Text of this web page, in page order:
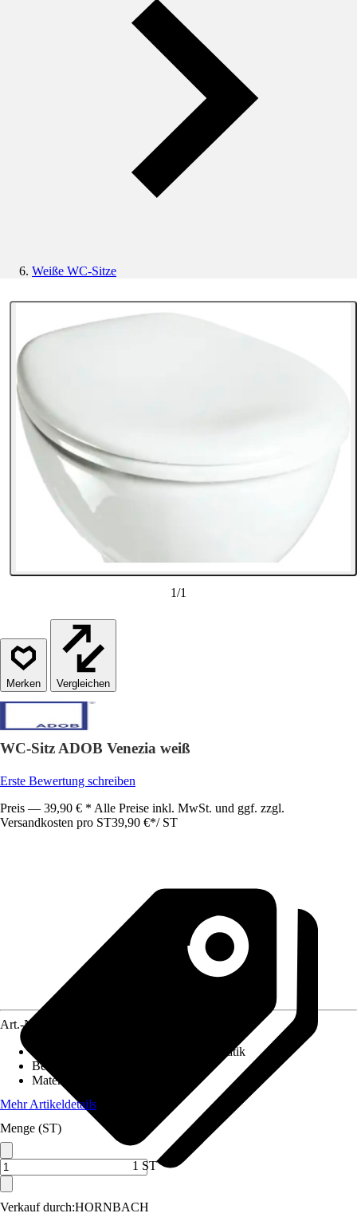
Weiße WC-Sitze
1/1
Vergleichen
WC-Sitz ADOB Venezia weiß
Erste Bewertung schreiben
Preis — 39,90 € * Alle Preise inkl. MwSt. und ggf. zzgl.
Versandkosten pro ST39,90 €*/ ST
Verkauf durch:HORNBACH
Art.-Nr.
Ohne Absenkautomatik
Befestigungsart
Material Scharniere
Mehr Artikeldetails
Menge (ST)
1 ST